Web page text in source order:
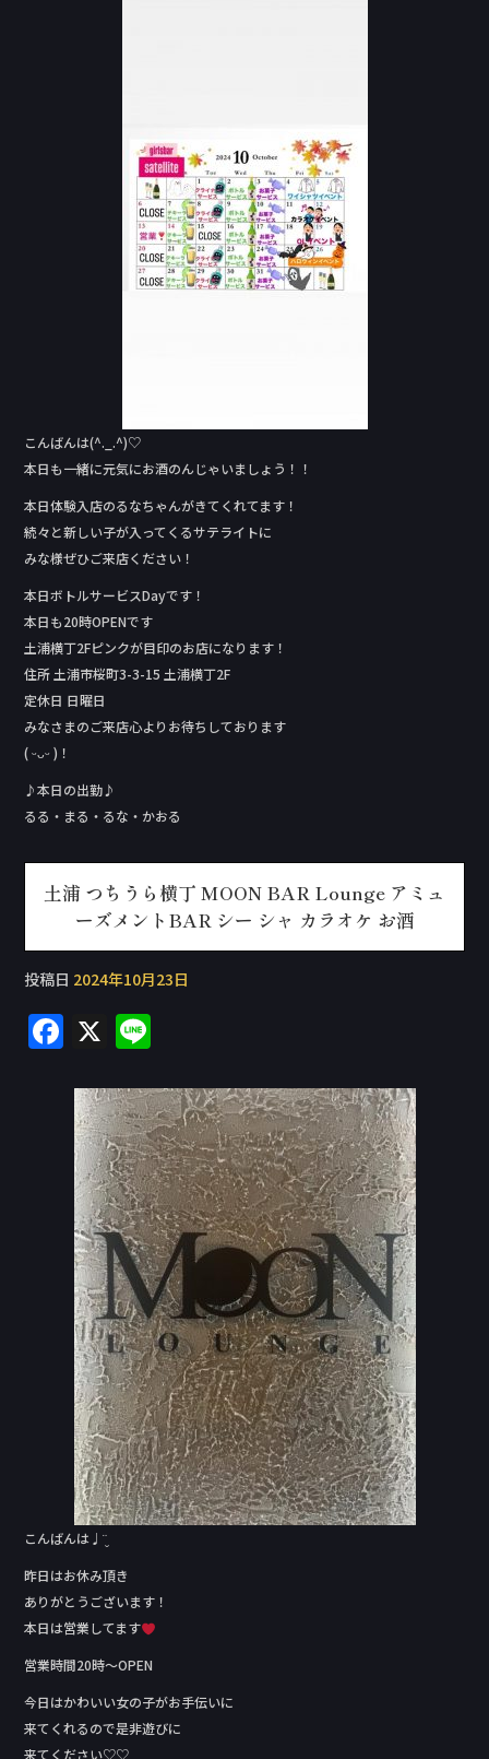
こんばんは(^._.^)♡
本日も一緒に元気にお酒のんじゃいましょう！！
本日体験入店のるなちゃんがきてくれてます！
続々と新しい子が入ってくるサテライトに
みな様ぜひご来店ください！
本日ボトルサービスDay‬です！
本日も20時OPENです
土浦横丁2Fピンクが目印のお店になります！
住所 土浦市桜町3-3-15 土浦横丁2F
定休日 日曜日
みなさまのご来店心よりお待ちしております
( ᵕᴗᵕ )！
♪本日の出勤♪
るる・まる・るな・かおる
土浦 つちうら横丁 MOON BAR Lounge アミュ
ーズメントBAR シー シャ カラオケ お酒
投稿日 2024年10月23日
F
c
e
b
o
o
k
X
e
こんばんは♩¨̮
昨日はお休み頂き
ありがとうございます！
本日は営業してます
営業時間20時〜OPEN
今日はかわいい女の子がお手伝いに
来てくれるので是非遊びに
来てください♡♡